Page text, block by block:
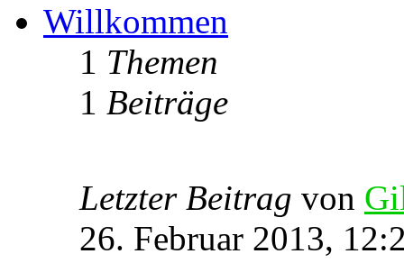
Willkommen
1 Themen
1 Beiträge
Letzter Beitrag von
26. Februar 2013,